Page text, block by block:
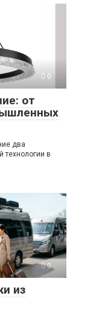
0
от
два
технологии в
0
из